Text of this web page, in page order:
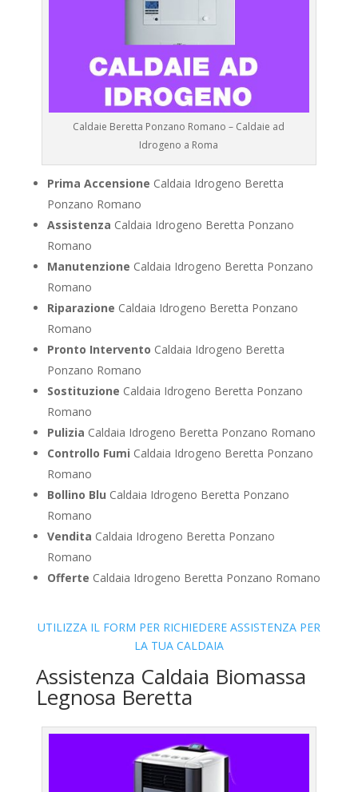
Caldaie Beretta Ponzano Romano – Caldaie ad
Idrogeno a Roma
Prima Accensione Caldaia Idrogeno Beretta
Ponzano Romano
Assistenza Caldaia Idrogeno Beretta Ponzano
Romano
Manutenzione Caldaia Idrogeno Beretta Ponzano
Romano
Riparazione Caldaia Idrogeno Beretta Ponzano
Romano
Pronto Intervento Caldaia Idrogeno Beretta
Ponzano Romano
Sostituzione Caldaia Idrogeno Beretta Ponzano
Romano
Pulizia Caldaia Idrogeno Beretta Ponzano Romano
Controllo Fumi Caldaia Idrogeno Beretta Ponzano
Romano
Bollino Blu Caldaia Idrogeno Beretta Ponzano
Romano
Vendita Caldaia Idrogeno Beretta Ponzano
Romano
Offerte Caldaia Idrogeno Beretta Ponzano Romano
UTILIZZA IL FORM PER RICHIEDERE ASSISTENZA PER
LA TUA CALDAIA
Assistenza Caldaia Biomassa
Legnosa Beretta